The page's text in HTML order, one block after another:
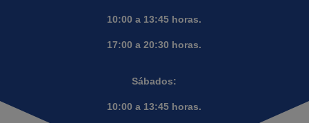
10:00 a 13:45 horas.
17:00 a 20:30 horas.
Sábados:
10:00 a 13:45 horas.